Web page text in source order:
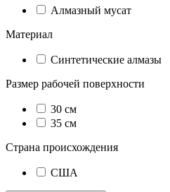
Алмазный мусат
Материал
Синтетические алмазы
Размер рабочей поверхности
30 см
35 см
Страна происхождения
США